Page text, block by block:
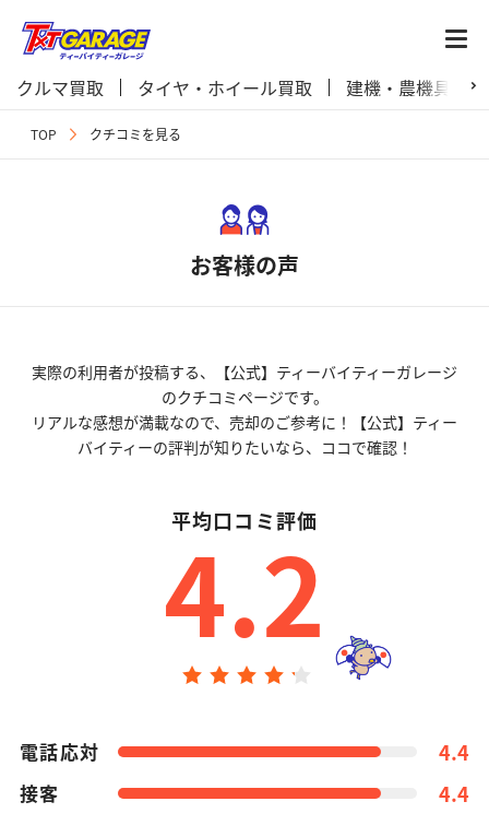
クルマ買取 タイヤ・ホイール買取 建機・農機具買取
TOP クチコミを見る
お客様の声
実際の利用者が投稿する、【公式】ティーバイティーガレージ
のクチコミページです。
リアルな感想が満載なので、売却のご参考に！【公式】ティー
バイティーの評判が知りたいなら、ココで確認！
平均口コミ評価
4.2
電話応対 4.4
接客 4.4